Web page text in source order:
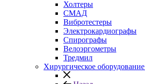
Холтеры
СМАД
Вибротестеры
Электрокардиографы
Спирографы
Велоэргометры
Тредмил
Хирургическое оборудование